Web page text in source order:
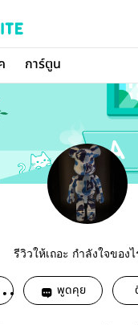
การ์ตูน
รีวิวให้เถอะ กำลังใจของ
พูดคุย